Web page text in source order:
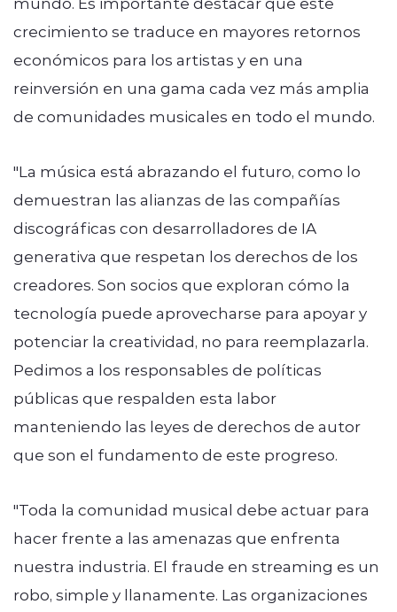
crecimiento se traduce en mayores retornos
económicos para los artistas y en una
reinversión en una gama cada vez más amplia
de comunidades musicales en todo el mundo.
"La música está abrazando el futuro, como lo
demuestran las alianzas de las compañías
discográficas con desarrolladores de IA
generativa que respetan los derechos de los
creadores. Son socios que exploran cómo la
tecnología puede aprovecharse para apoyar y
potenciar la creatividad, no para reemplazarla.
Pedimos a los responsables de políticas
públicas que respalden esta labor
manteniendo las leyes de derechos de autor
que son el fundamento de este progreso.
"Toda la comunidad musical debe actuar para
hacer frente a las amenazas que enfrenta
nuestra industria. El fraude en streaming es un
robo, simple y llanamente. Las organizaciones